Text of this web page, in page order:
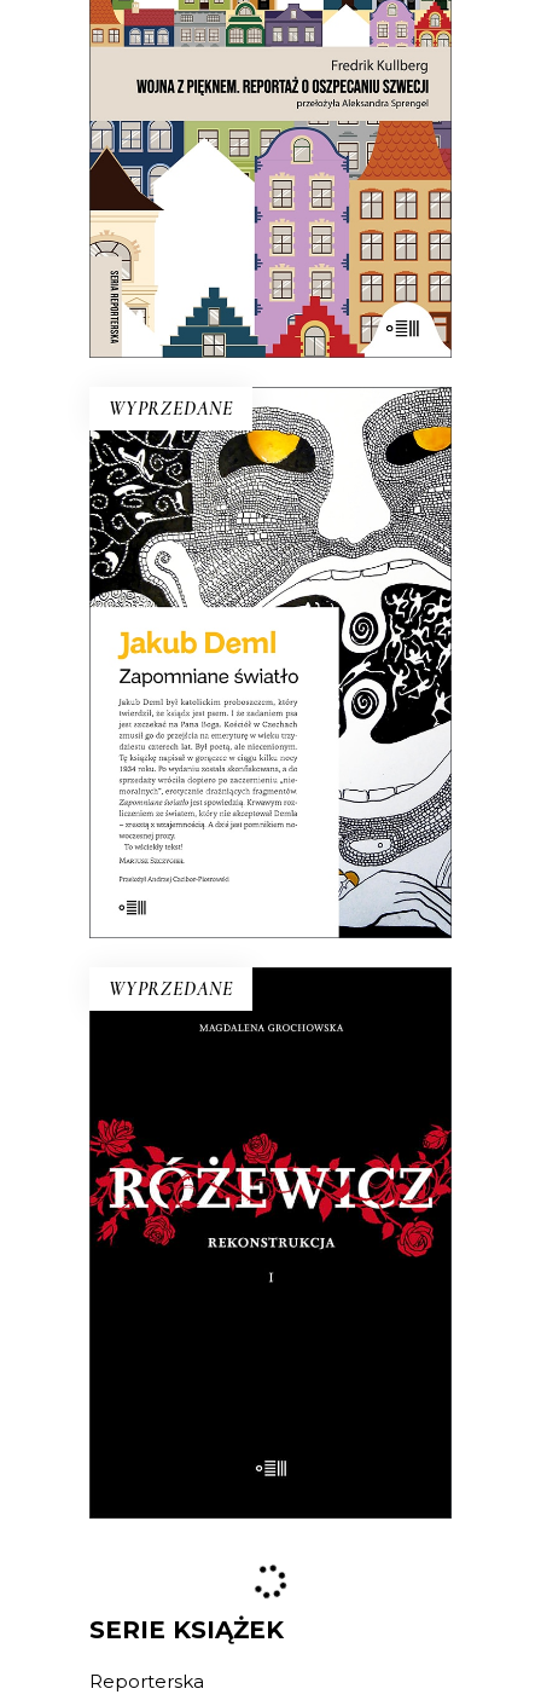
E-BOOK DO KOSZYKA
O OSZPECANIU SZWECJI
Czy chodzi o ten osobliwy szwedzki
strach przed tym, co
nienowoczesne? Na to wygląda.
43.00zł 21.50zł
WYPRZEDANE
E-BOOK DO KOSZYKA
ZAPOMNIANE ŚWIATŁO
Po co dziś czytać Demla? Choćby po
to, aby się przekonać, że wszystkie źle
społecznie widziane cechy, takie jak
nieustępliwość, wybujały egotyzm,
kłótliwość, czy przekonanie o własnej
nieomylności mogą być podłożem
wybitnej literatury.
43.00zł 21.50zł
WYPRZEDANE
E-BOOK DO KOSZYKA
RÓŻEWICZ. REKONSTRUKCJA
(tom 1)
Na pytanie: „Kim jesteś?”, Tadeusz
Różewicz odpowiedział przed laty: „Kto
mnie uważnie czyta, ten wie”.
SERIE KSIĄŻEK
Reporterska